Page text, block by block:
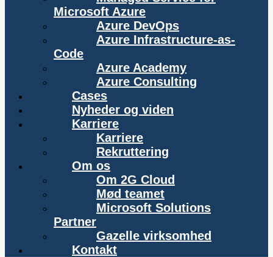
Microsoft Azure
Azure DevOps
Azure Infrastructure-as-
Code
Azure Academy
Azure Consulting
Cases
Nyheder og viden
Karriere
Karriere
Rekruttering
Om os
Om 2G Cloud
Mød teamet
Microsoft Solutions
Partner
Gazelle virksomhed
Kontakt